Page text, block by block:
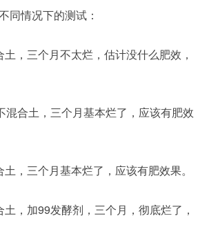
同情况下的测试：
，三个月不太烂，估计没什么肥效，
混合土，三个月基本烂了，应该有肥效
，三个月基本烂了，应该有肥效果。
，加99发酵剂，三个月，彻底烂了，